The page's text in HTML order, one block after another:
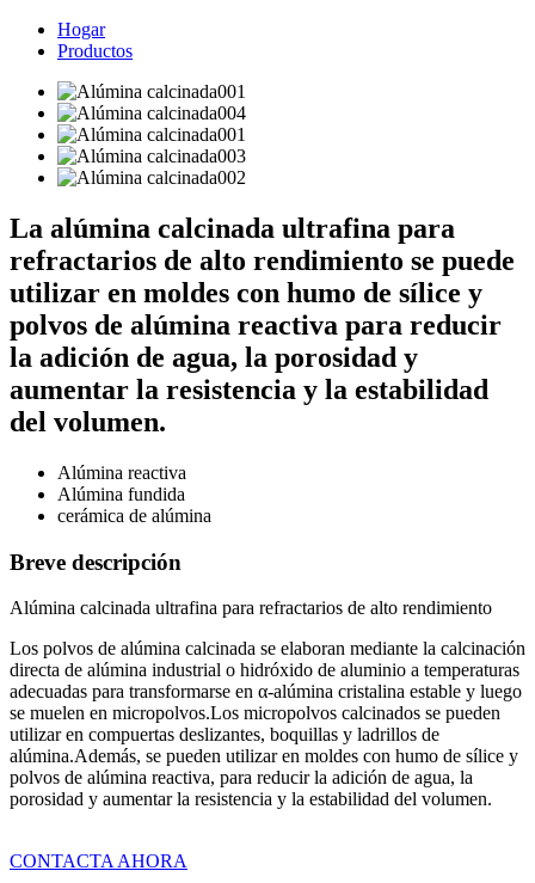
Hogar
Productos
La alúmina calcinada ultrafina para
refractarios de alto rendimiento se puede
utilizar en moldes con humo de sílice y
polvos de alúmina reactiva para reducir
la adición de agua, la porosidad y
aumentar la resistencia y la estabilidad
del volumen.
Alúmina reactiva
Alúmina fundida
cerámica de alúmina
Breve descripción
Alúmina calcinada ultrafina para refractarios de alto rendimiento
Los polvos de alúmina calcinada se elaboran mediante la calcinación
directa de alúmina industrial o hidróxido de aluminio a temperaturas
adecuadas para transformarse en α-alúmina cristalina estable y luego
se muelen en micropolvos.Los micropolvos calcinados se pueden
utilizar en compuertas deslizantes, boquillas y ladrillos de
alúmina.Además, se pueden utilizar en moldes con humo de sílice y
polvos de alúmina reactiva, para reducir la adición de agua, la
porosidad y aumentar la resistencia y la estabilidad del volumen.
CONTACTA AHORA